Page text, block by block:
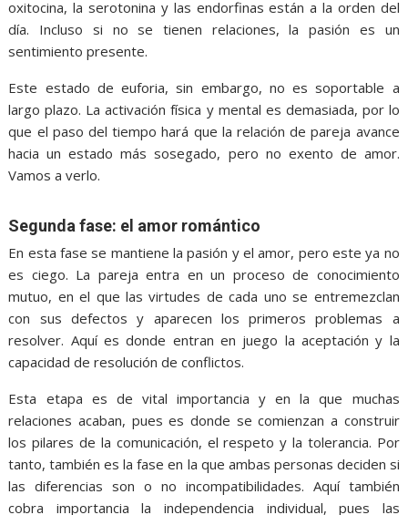
oxitocina, la serotonina y las endorfinas están a la orden del
día. Incluso si no se tienen relaciones, la pasión es un
sentimiento presente.
Este estado de euforia, sin embargo, no es soportable a
largo plazo. La activación física y mental es demasiada, por lo
que el paso del tiempo hará que la relación de pareja avance
hacia un estado más sosegado, pero no exento de amor.
Vamos a verlo.
Segunda fase: el amor romántico
En esta fase se mantiene la pasión y el amor, pero este ya no
es ciego. La pareja entra en un proceso de conocimiento
mutuo, en el que las virtudes de cada uno se entremezclan
con sus defectos y aparecen los primeros problemas a
resolver. Aquí es donde entran en juego la aceptación y la
capacidad de resolución de conflictos.
Esta etapa es de vital importancia y en la que muchas
relaciones acaban, pues es donde se comienzan a construir
los pilares de la comunicación, el respeto y la tolerancia. Por
tanto, también es la fase en la que ambas personas deciden si
las diferencias son o no incompatibilidades. Aquí también
cobra importancia la independencia individual, pues las